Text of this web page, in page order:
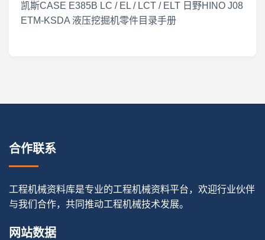
凯斯CASE E385B LC / EL / LCT / ELT 日野HINO J08
ETM-KSDA 液压挖掘机零件目录手册
合作联系
工程机械资料库是专业的工程机械资料平台，欢迎行业伙伴
与我们合作，共同推动工程机械技术发展。
网站数据